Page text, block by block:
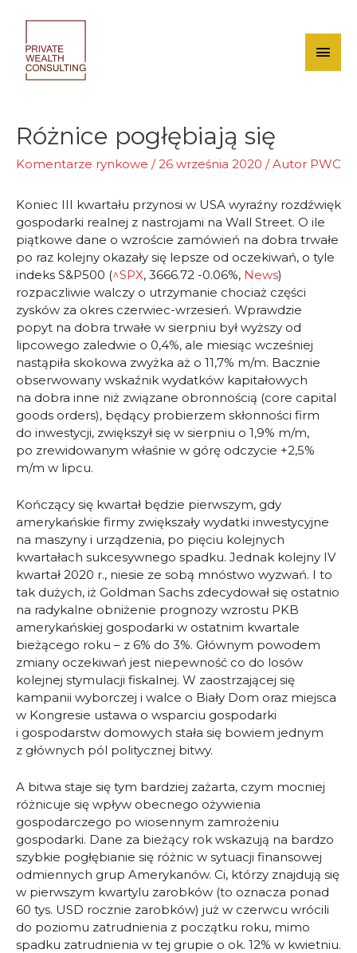
content
Main
Różnice pogłębiają się
Komentarze rynkowe /26 września 2020 / Autor PWC
Koniec III kwartału przynosi w USA wyraźny rozdźwięk
gospodarki realnej z nastrojami na Wall Street. O ile
piątkowe dane o wzroście zamówień na dobra trwałe
po raz kolejny okazały się lepsze od oczekiwań, o tyle
indeks S&P500 (^SPX, 3666.72 -0.06%, News)
rozpaczliwie walczy o utrzymanie chociaż części
zysków za okres czerwiec-wrzesień. Wprawdzie
popyt na dobra trwałe w sierpniu był wyższy od
lipcowego zaledwie o 0,4%, ale miesiąc wcześniej
nastąpiła skokowa zwyżka aż o 11,7% m/m. Bacznie
obserwowany wskaźnik wydatków kapitałowych
na dobra inne niż związane obronnością (core capital
goods orders), będący probierzem skłonności firm
do inwestycji, zwiększył się w sierpniu o 1,9% m/m,
po zrewidowanym właśnie w górę odczycie +2,5%
m/m w lipcu.
Kończący się kwartał będzie pierwszym, gdy
amerykańskie firmy zwiększały wydatki inwestycyjne
na maszyny i urządzenia, po pięciu kolejnych
kwartałach sukcesywnego spadku. Jednak kolejny IV
kwartał 2020 r., niesie ze sobą mnóstwo wyzwań. I to
tak dużych, iż Goldman Sachs zdecydował się ostatnio
na radykalne obniżenie prognozy wzrostu PKB
amerykańskiej gospodarki w ostatnim kwartale
bieżącego roku – z 6% do 3%. Głównym powodem
zmiany oczekiwań jest niepewność co do losów
kolejnej stymulacji fiskalnej. W zaostrzającej się
kampanii wyborczej i walce o Biały Dom oraz miejsca
w Kongresie ustawa o wsparciu gospodarki
i gospodarstw domowych stała się bowiem jednym
z głównych pól politycznej bitwy.
A bitwa staje się tym bardziej zażarta, czym mocniej
różnicuje się wpływ obecnego ożywienia
gospodarczego po wiosennym zamrożeniu
gospodarki. Dane za bieżący rok wskazują na bardzo
szybkie pogłębianie się różnic w sytuacji finansowej
odmiennych grup Amerykanów. Ci, którzy znajdują się
w pierwszym kwartylu zarobków (to oznacza ponad
60 tys. USD rocznie zarobków) już w czerwcu wrócili
do poziomu zatrudnienia z początku roku, mimo
spadku zatrudnienia w tej grupie o ok. 12% w kwietniu.